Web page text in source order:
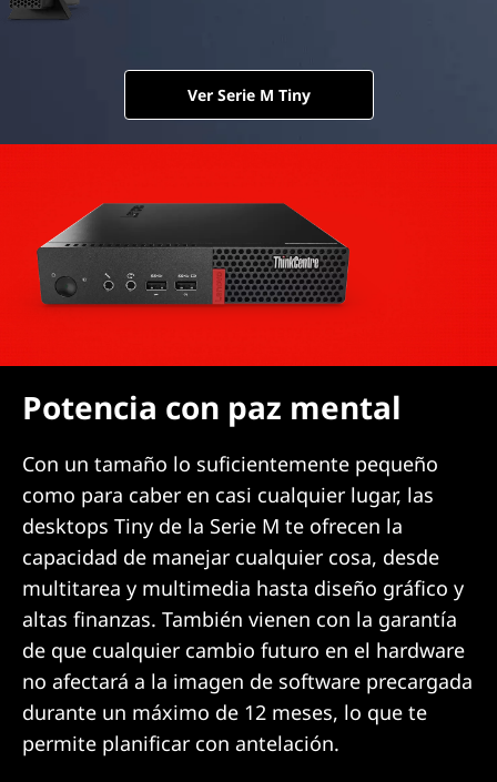
Ver Serie M Tiny
Potencia con paz mental
Con un tamaño lo suficientemente pequeño
como para caber en casi cualquier lugar, las
desktops Tiny de la Serie M te ofrecen la
capacidad de manejar cualquier cosa, desde
multitarea y multimedia hasta diseño gráfico y
altas finanzas. También vienen con la garantía
de que cualquier cambio futuro en el hardware
no afectará a la imagen de software precargada
durante un máximo de 12 meses, lo que te
permite planificar con antelación.